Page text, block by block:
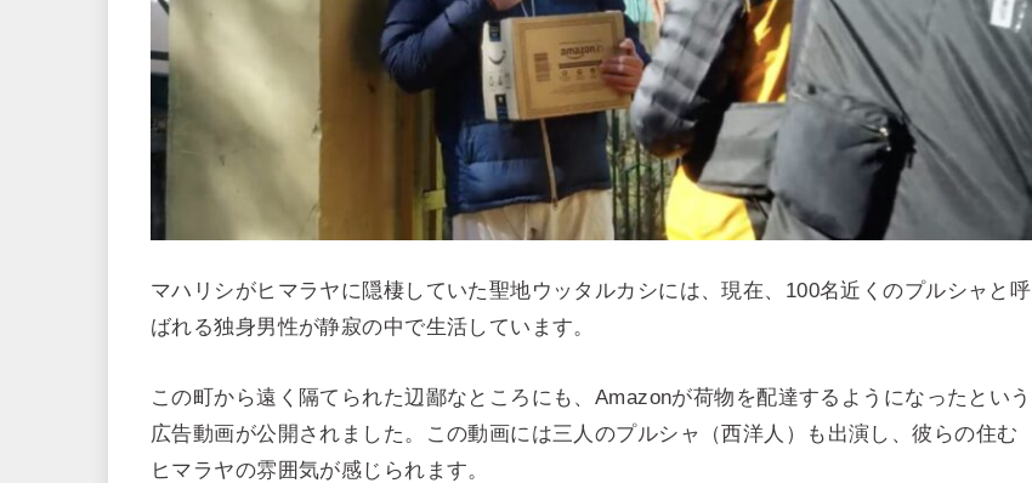
マハリシがヒマラヤに隠棲していた聖地ウッタルカシには、現在、100名近くのプルシャと呼
ばれる独身男性が静寂の中で生活しています。
この町から遠く隔てられた辺鄙なところにも、Amazonが荷物を配達するようになったという
広告動画が公開されました。この動画には三人のプルシャ（西洋人）も出演し、彼らの住む
ヒマラヤの雰囲気が感じられます。